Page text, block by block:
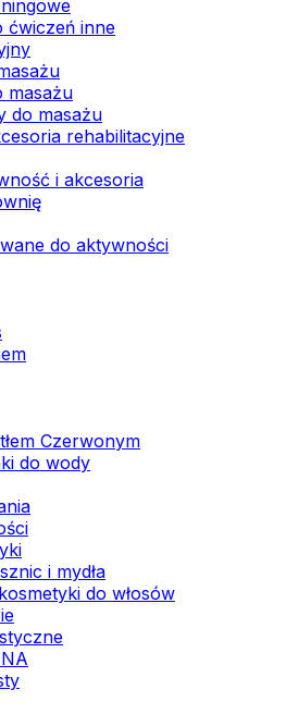
ćwiczeń inne
masażu
do masażu
rehabilitacyjne
i akcesoria
do aktywności
Czerwonym
do wody
i mydła
do włosów